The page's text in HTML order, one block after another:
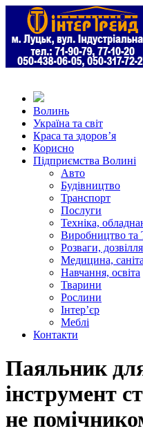
Волинь
Україна та світ
Краса та здоров’я
Корисно
Підприємства Волині
Авто
Будівництво
Транспорт
Послуги
Техніка,
Виробництво та
Розваги, дозвілля
Медицина,
Навчання, освіта
Тварини
Рослини
Інтер’єр
Меблі
Контакти
Паяльник
інструмент
не